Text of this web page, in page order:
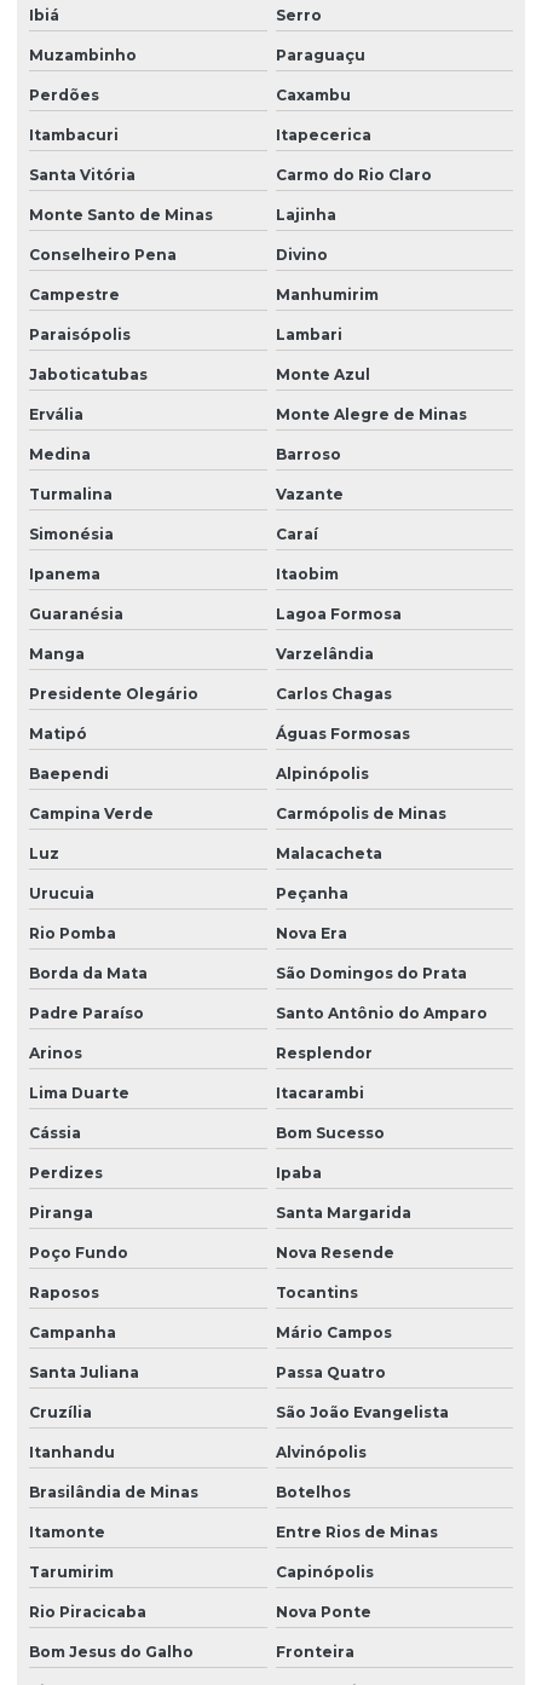
Ibiá Serro
Muzambinho Paraguaçu
Perdões Caxambu
Itambacuri Itapecerica
Santa Vitória Carmo do Rio Claro
Monte Santo de Minas Lajinha
Conselheiro Pena Divino
Campestre Manhumirim
Paraisópolis Lambari
Jaboticatubas Monte Azul
Ervália Monte Alegre de Minas
Medina Barroso
Turmalina Vazante
Simonésia Caraí
Ipanema Itaobim
Guaranésia Lagoa Formosa
Manga Varzelândia
Presidente Olegário Carlos Chagas
Matipó Águas Formosas
Baependi Alpinópolis
Campina Verde Carmópolis de Minas
Luz Malacacheta
Urucuia Peçanha
Rio Pomba Nova Era
Borda da Mata São Domingos do Prata
Padre Paraíso Santo Antônio do Amparo
Arinos Resplendor
Lima Duarte Itacarambi
Cássia Bom Sucesso
Perdizes Ipaba
Piranga Santa Margarida
Poço Fundo Nova Resende
Raposos Tocantins
Campanha Mário Campos
Santa Juliana Passa Quatro
Cruzília São João Evangelista
Itanhandu Alvinópolis
Brasilândia de Minas Botelhos
Itamonte Entre Rios de Minas
Tarumirim Capinópolis
Rio Piracicaba Nova Ponte
Bom Jesus do Galho Fronteira